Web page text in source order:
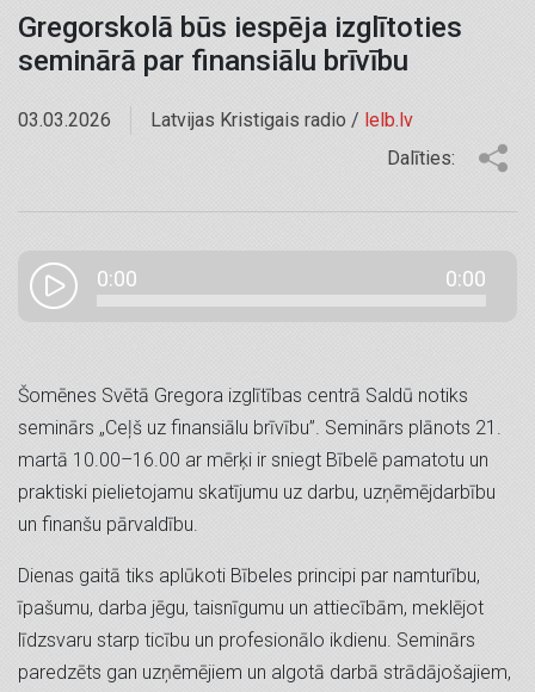
Gregorskolā būs iespēja izglītoties
seminārā par finansiālu brīvību
03.03.2026 Latvijas Kristigais radio / lelb.lv
Dalīties:
0:00 0:00
Šomēnes Svētā Gregora izglītības centrā Saldū notiks
seminārs „Ceļš uz finansiālu brīvību”. Seminārs plānots 21.
martā 10.00–16.00 ar mērķi ir sniegt Bībelē pamatotu un
praktiski pielietojamu skatījumu uz darbu, uzņēmējdarbību
un finanšu pārvaldību.
Dienas gaitā tiks aplūkoti Bībeles principi par namturību,
īpašumu, darba jēgu, taisnīgumu un attiecībām, meklējot
līdzsvaru starp ticību un profesionālo ikdienu. Seminārs
paredzēts gan uzņēmējiem un algotā darbā strādājošajiem,